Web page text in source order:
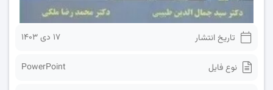
تاریخ انتشار ۱۷ دی ۱۴۰۳
نوع فایل PowerPoint